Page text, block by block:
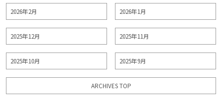
2026年2月 2026年1月
2025年12月 2025年11月
2025年10月 2025年9月
ARCHIVES TOP